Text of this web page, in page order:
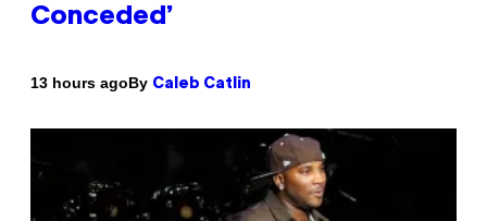
Conceded’
13 hours agoBy Caleb Catlin